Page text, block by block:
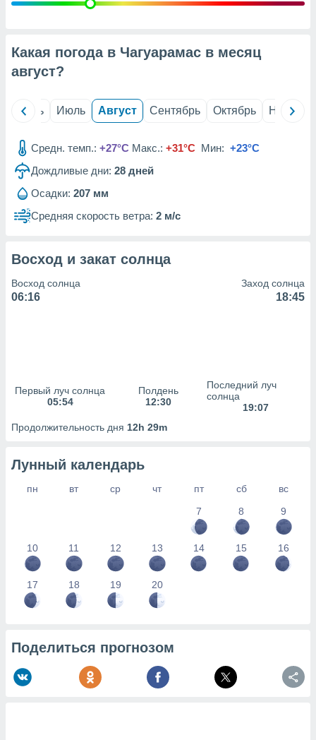
данных
рекламы
сведения
Какая погода в Чагуарамас в месяц
август?
Июнь Июль Август Сентябрь Октябрь Ноябрь
Средн. темп.: +27°C Макс.: +31°C Мин: +23°C
Дождливые дни: 28 дней
Осадки: 207 мм
Средняя скорость ветра: 2 м/с
Восход и закат солнца
Восход солнца
06:16
Заход солнца
18:45
Первый луч солнца
05:54
Полдень
12:30
Последний луч
солнца
19:07
Продолжительность дня 12h 29m
Лунный календарь
пн вт ср чт пт сб
вс
7
8 9
10 11 12 13 14 15 16
17 18 19 20
Поделиться прогнозом